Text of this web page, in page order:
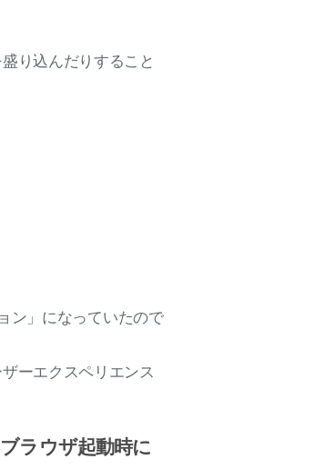
り込んだりすること
ン」になっていたので
ーエクスペリエンス
ラウザ起動時に